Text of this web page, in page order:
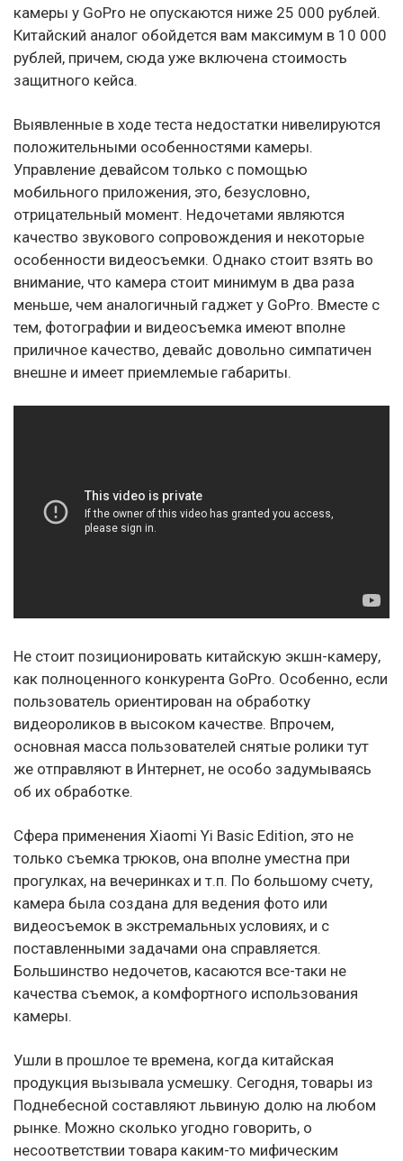
камеры у GoPro не опускаются ниже 25 000 рублей.
Китайский аналог обойдется вам максимум в 10 000
рублей, причем, сюда уже включена стоимость
защитного кейса.
Выявленные в ходе теста недостатки нивелируются
положительными особенностями камеры.
Управление девайсом только с помощью
мобильного приложения, это, безусловно,
отрицательный момент. Недочетами являются
качество звукового сопровождения и некоторые
особенности видеосъемки. Однако стоит взять во
внимание, что камера стоит минимум в два раза
меньше, чем аналогичный гаджет у GoPro. Вместе с
тем, фотографии и видеосъемка имеют вполне
приличное качество, девайс довольно симпатичен
внешне и имеет приемлемые габариты.
Не стоит позиционировать китайскую экшн-камеру,
как полноценного конкурента GoPro. Особенно, если
пользователь ориентирован на обработку
видеороликов в высоком качестве. Впрочем,
основная масса пользователей снятые ролики тут
же отправляют в Интернет, не особо задумываясь
об их обработке.
Сфера применения Xiaomi Yi Basic Edition, это не
только съемка трюков, она вполне уместна при
прогулках, на вечеринках и т.п. По большому счету,
камера была создана для ведения фото или
видеосъемок в экстремальных условиях, и с
поставленными задачами она справляется.
Большинство недочетов, касаются все-таки не
качества съемок, а комфортного использования
камеры.
Ушли в прошлое те времена, когда китайская
продукция вызывала усмешку. Сегодня, товары из
Поднебесной составляют львиную долю на любом
рынке. Можно сколько угодно говорить, о
несоответствии товара каким-то мифическим